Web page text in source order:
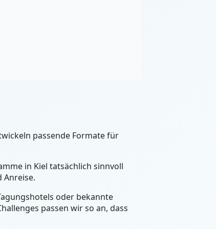
passende Formate für
in Kiel tatsächlich sinnvoll
Anreise.
oder bekannte
passen wir so an, dass